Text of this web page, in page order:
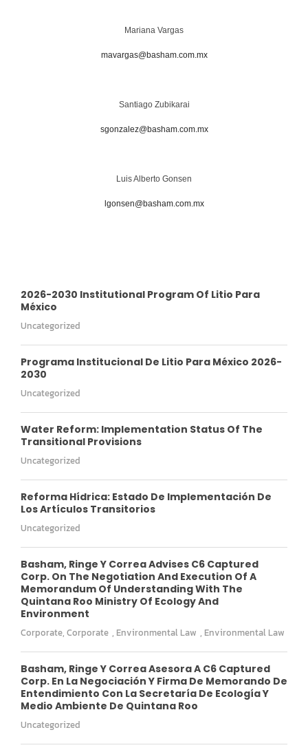
Mariana Vargas
mavargas@basham.com.mx
Santiago Zubikarai
sgonzalez@basham.com.mx
Luis Alberto Gonsen
lgonsen@basham.com.mx
2026-2030 Institutional Program Of Litio Para
México
Uncategorized
Programa Institucional De Litio Para México 2026-
2030
Uncategorized
Water Reform: Implementation Status Of The
Transitional Provisions
Uncategorized
Reforma Hídrica: Estado De Implementación De
Los Artículos Transitorios
Uncategorized
Basham, Ringe Y Correa Advises C6 Captured
Corp. On The Negotiation And Execution Of A
Memorandum Of Understanding With The
Quintana Roo Ministry Of Ecology And
Environment
Corporate, Corporate , Environmental Law , Environmental Law
Basham, Ringe Y Correa Asesora A C6 Captured
Corp. En La Negociación Y Firma De Memorando De
Entendimiento Con La Secretaría De Ecología Y
Medio Ambiente De Quintana Roo
Uncategorized